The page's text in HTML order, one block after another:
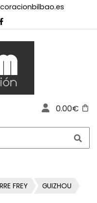
0.00€
FREY
GUIZHOU